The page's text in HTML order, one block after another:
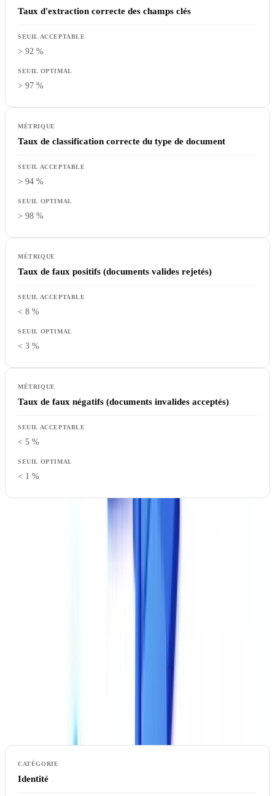
Taux d'extraction correcte des champs clés
> 92 %
> 97 %
Taux de classification correcte du type de document
> 94 %
> 98 %
Taux de faux positifs (documents valides rejetés)
< 8 %
< 3 %
Taux de faux négatifs (documents invalides acceptés)
< 5 %
< 1 %
représentatifs, incluant des cas difficiles (scans de mauvaise qualité,
Un dossier KYC complet exige en moyenne 8 à 12 types de
documents différents selon le secteur. Toutes les solutions ne
couvrent pas les mêmes types de documents. Vérifiez la prise en
Identité